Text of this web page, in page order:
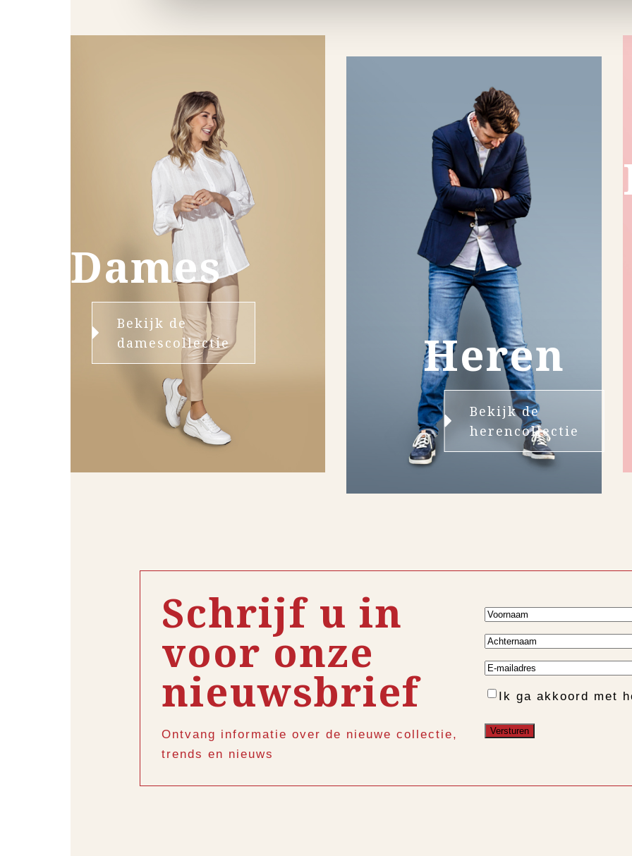
Dames
Bekijk de
damescollectie
Heren
Bekijk de
herencollectie
Schrijf u in
voor onze
nieuwsbrief
Ontvang informatie over de nieuwe collectie,
trends en nieuws
Voornaam
Achternaam
E-
mailadres
Instemming
Ik ga akkoord met